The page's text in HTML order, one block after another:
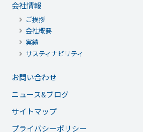
会社情報
ご挨拶
会社概要
実績
サスティナビリティ
お問い合わせ
ニュース&ブログ
サイトマップ
プライバシーポリシー